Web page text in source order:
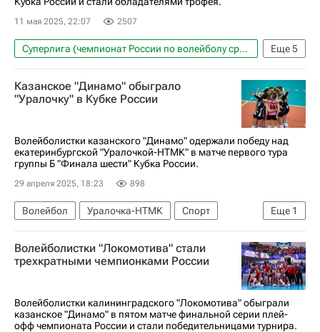
11 мая 2025, 22:07 2507
Еще5
Суперлига (чемпионат России по волейболу среди мужчин)
Волейбол
Спорт
Локомотив (Новосибирск)
Динамо (Москва)
Казанское "Динамо" обыграло
"Уралочку" в Кубке России
Волейболистки казанского "Динамо" одержали победу над
екатеринбургской "Уралочкой-НТМК" в матче первого тура
группы Б "Финала шести" Кубка России.
29 апреля 2025, 18:23 898
Еще 1
Волейбол Уралочка-НТМК
Спорт
Динамо-Ак Барс (ж)
Волейболистки "Локомотива" стали
трехкратными чемпионками России
Волейболистки калининградского "Локомотива" обыграли
казанское "Динамо" в пятом матче финальной серии плей-
офф чемпионата России и стали победительницами турнира.